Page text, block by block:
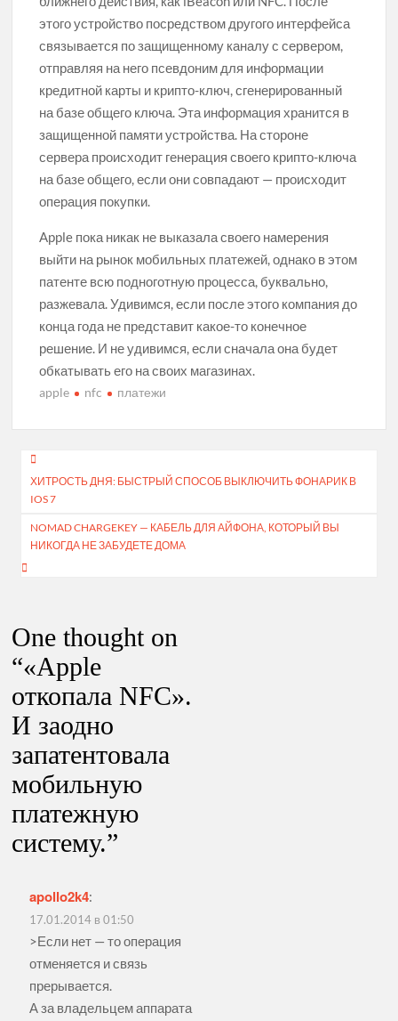
этого устройство посредством другого интерфейса
связывается по защищенному каналу с сервером,
отправляя на него псевдоним для информации
кредитной карты и крипто-ключ, сгенерированный
на базе общего ключа. Эта информация хранится в
защищенной памяти устройства. На стороне
сервера происходит генерация своего крипто-ключа
на базе общего, если они совпадают — происходит
операция покупки.
Apple пока никак не выказала своего намерения
выйти на рынок мобильных платежей, однако в этом
патенте всю подноготную процесса, буквально,
разжевала. Удивимся, если после этого компания до
конца года не представит какое-то конечное
решение. И не удивимся, если сначала она будет
обкатывать его на своих магазинах.
apple nfc платежи
Навигация
по
записям
ХИТРОСТЬ ДНЯ: БЫСТРЫЙ СПОСОБ ВЫКЛЮЧИТЬ ФОНАРИК В
IOS 7
NOMAD CHARGEKEY — КАБЕЛЬ ДЛЯ АЙФОНА, КОТОРЫЙ ВЫ
НИКОГДА НЕ ЗАБУДЕТЕ ДОМА
One thought on
“«Apple
откопала NFC».
И заодно
запатентовала
мобильную
платежную
систему.”
apollo2k4:
17.01.2014 в 01:50
>Если нет — то операция
отменяется и связь
прерывается.
А за владельцем аппарата